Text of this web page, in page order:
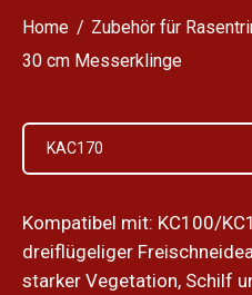
Home
Zubehör für
30 cm Messerklinge
KAC170
Kompatibel mit: KC100/
dreiflügeliger
starker Vegetation, Schilf